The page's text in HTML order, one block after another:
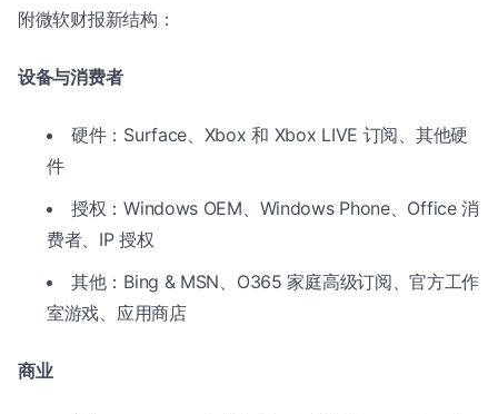
附微软财报新结构：
设备与消费者
硬件：Surface、Xbox 和 Xbox LIVE 订阅、其他硬
件
授权：Windows OEM、Windows Phone、Office 消
费者、IP 授权
其他：Bing & MSN、O365 家庭高级订阅、官方工作
室游戏、应用商店
商业